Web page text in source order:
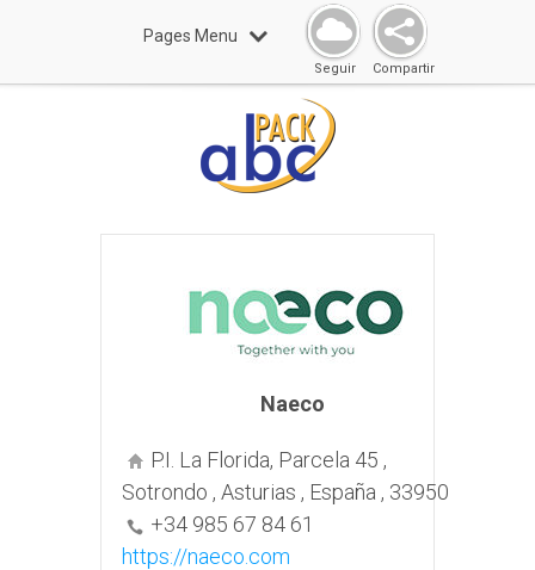
Pages Menu
Compartir
Seguir
Naeco
P.I. La Florida, Parcela 45 ,
Sotrondo , Asturias , España , 33950
+34 985 67 84 61
https://naeco.com